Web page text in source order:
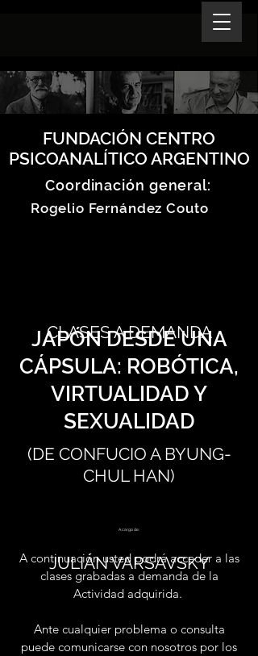
FUNDACIÓN CENTRO
PSICOANALÍTICO ARGENTINO
Coordinación general:
Rogelio Fernández Couto
JAPÓN DESDE UNA
CÁPSULA: ROBÓTICA,
VIRTUALIDAD Y
SEXUALIDAD
CLASES A DEMANDA
(DE CONFUCIO A BYUNG-
CHUL HAN)
A continuación usted podrá acceder a las
clases grabadas a demanda de la
Actividad adquirida.
Ante cualquier problema o consulta
puede comunicarse con nosotros por los
A cargo de:
JULIÁN VARSAVSKY